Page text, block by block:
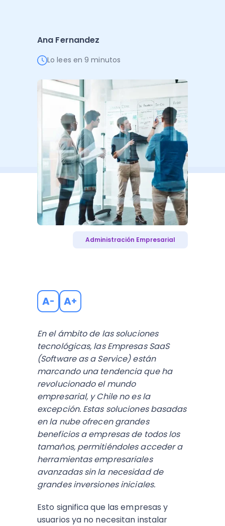
Ver todo
Ver TodoAna Fernandez
Lo lees en 9 minutos
Administración Empresarial
A- A+
En el ámbito de las soluciones
tecnológicas, las Empresas SaaS
(Software as a Service) están
marcando una tendencia que ha
revolucionado el mundo
empresarial, y Chile no es la
excepción. Estas soluciones basadas
en la nube ofrecen grandes
beneficios a empresas de todos los
tamaños, permitiéndoles acceder a
herramientas empresariales
avanzadas sin la necesidad de
grandes inversiones iniciales.
Esto significa que las empresas y
usuarios ya no necesitan instalar